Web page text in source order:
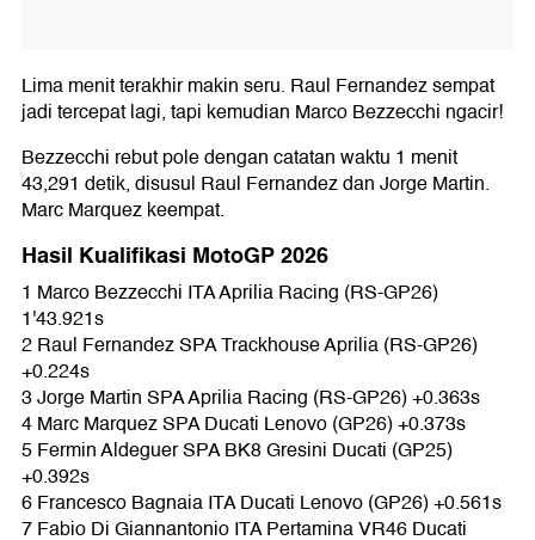
Lima menit terakhir makin seru. Raul Fernandez sempat
jadi tercepat lagi, tapi kemudian Marco Bezzecchi ngacir!
Bezzecchi rebut pole dengan catatan waktu 1 menit
43,291 detik, disusul Raul Fernandez dan Jorge Martin.
Marc Marquez keempat.
Hasil Kualifikasi MotoGP 2026
1 Marco Bezzecchi ITA Aprilia Racing (RS-GP26)
1'43.921s
2 Raul Fernandez SPA Trackhouse Aprilia (RS-GP26)
+0.224s
3 Jorge Martin SPA Aprilia Racing (RS-GP26) +0.363s
4 Marc Marquez SPA Ducati Lenovo (GP26) +0.373s
5 Fermin Aldeguer SPA BK8 Gresini Ducati (GP25)
+0.392s
6 Francesco Bagnaia ITA Ducati Lenovo (GP26) +0.561s
7 Fabio Di Giannantonio ITA Pertamina VR46 Ducati